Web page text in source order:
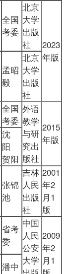
全国
考委
北京
大学
出版
社
2023
年版
孟昭
毅
北京
大学
出版
社
全国
考委
外语
教学
与研
究出
版社
2015
年版
沈
阳
贺阳
张锦
池
吉林
人民
出版
社
2001
年2
月1
版
省考
委
中国
人民
公安
大学
2009
年2
月1
潘中